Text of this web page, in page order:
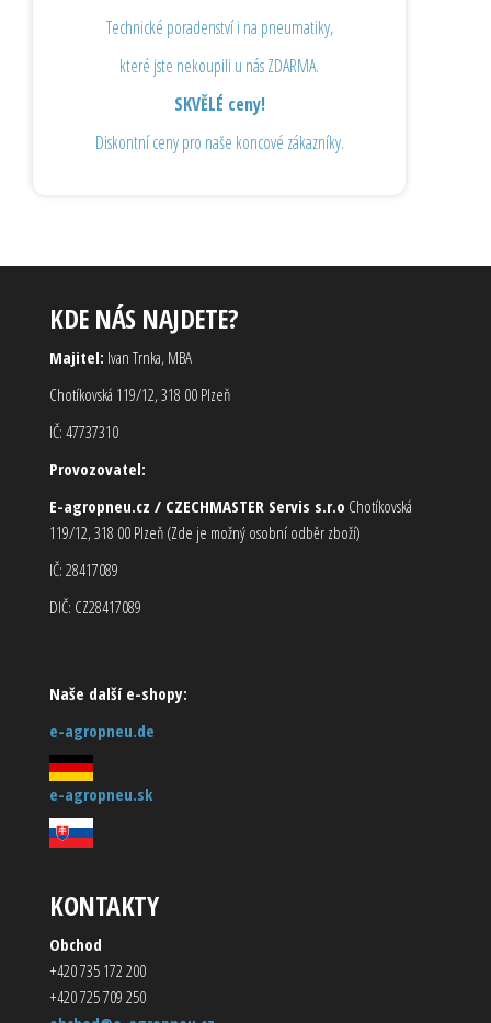
Technické poradenství i na pneumatiky,
které jste nekoupili u nás ZDARMA.
SKVĚLÉ ceny!
Diskontní ceny pro naše koncové zákazníky.
KDE NÁS NAJDETE?
Majitel: Ivan Trnka, MBA
Chotíkovská 119/12, 318 00 Plzeň
IČ: 47737310
Provozovatel:
E-agropneu.cz / CZECHMASTER Servis s.r.o Chotíkovská
119/12, 318 00 Plzeň (Zde je možný osobní odběr zboží)
IČ: 28417089
DIČ: CZ28417089
Naše další e-shopy:
e-agropneu.de
e-agropneu.sk
KONTAKTY
Obchod
+420 735 172 200
+420 725 709 250